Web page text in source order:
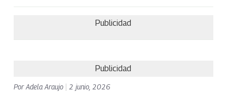
Publicidad
Publicidad
PorAdela Araujo 2 junio, 2026